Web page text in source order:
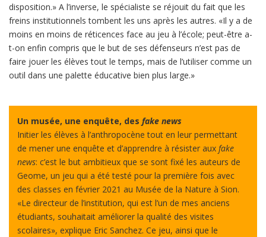
disposition.» A l’inverse, le spécialiste se réjouit du fait que les
freins institutionnels tombent les uns après les autres. «Il y a de
moins en moins de réticences face au jeu à l’école; peut-être a-
t-on enfin compris que le but de ses défenseurs n’est pas de
faire jouer les élèves tout le temps, mais de l’utiliser comme un
outil dans une palette éducative bien plus large.»
Un musée, une enquête, des fake news
Initier les élèves à l’anthropocène tout en leur permettant
de mener une enquête et d’apprendre à résister aux fake
news: c’est le but ambitieux que se sont fixé les auteurs de
Geome, un jeu qui a été testé pour la première fois avec
des classes en février 2021 au Musée de la Nature à Sion.
«Le directeur de l’institution, qui est l’un de mes anciens
étudiants, souhaitait améliorer la qualité des visites
scolaires», explique Eric Sanchez. Ce jeu, ainsi que le